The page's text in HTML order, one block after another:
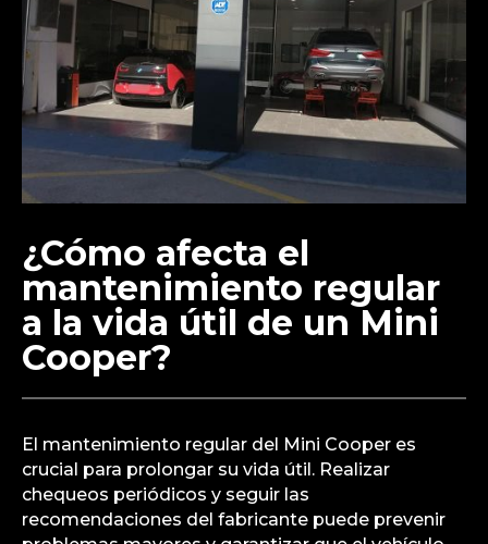
¿Cómo afecta el
mantenimiento regular
a la vida útil de un Mini
Cooper?
El mantenimiento regular del Mini Cooper es
crucial para prolongar su vida útil. Realizar
chequeos periódicos y seguir las
recomendaciones del fabricante puede prevenir